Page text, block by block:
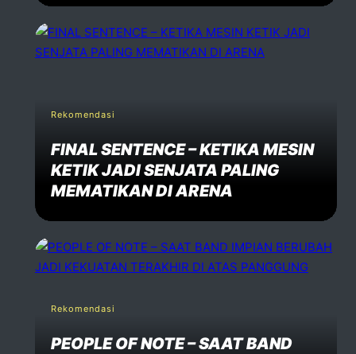
Rekomendasi
FINAL SENTENCE – KETIKA MESIN
KETIK JADI SENJATA PALING
MEMATIKAN DI ARENA
Rekomendasi
PEOPLE OF NOTE – SAAT BAND